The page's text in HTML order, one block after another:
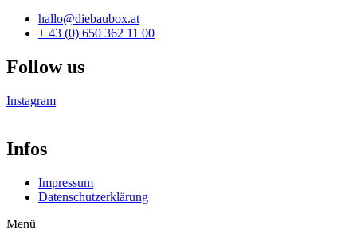
hallo@diebaubox.at
+ 43 (0) 650 362 11 00
Follow us
Instagram
Infos
Impressum
Datenschutzerklärung
Menü